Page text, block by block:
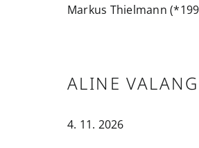
Markus Thielmann
ALINE
4. 11. 2026